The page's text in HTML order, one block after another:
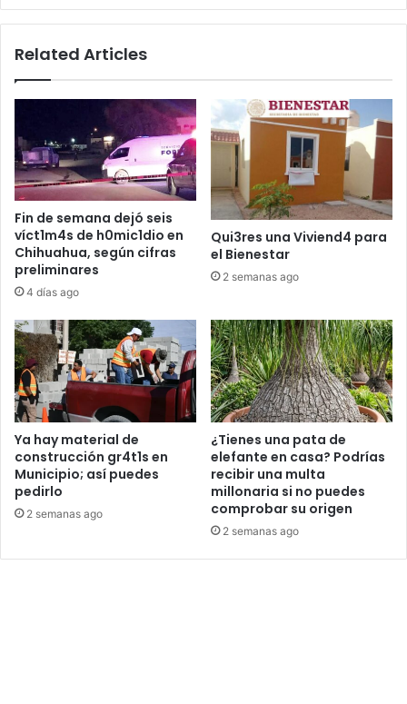
Related Articles
Fin de semana dejó seis
víct1m4s de h0mic1dio en
Chihuahua, según cifras
preliminares
4 días ago
Qui3res una Viviend4 para
el Bienestar
2 semanas ago
Ya hay material de
construcción gr4t1s en
Municipio; así puedes
pedirlo
2 semanas ago
¿Tienes una pata de
elefante en casa? Podrías
recibir una multa
millonaria si no puedes
comprobar su origen
2 semanas ago